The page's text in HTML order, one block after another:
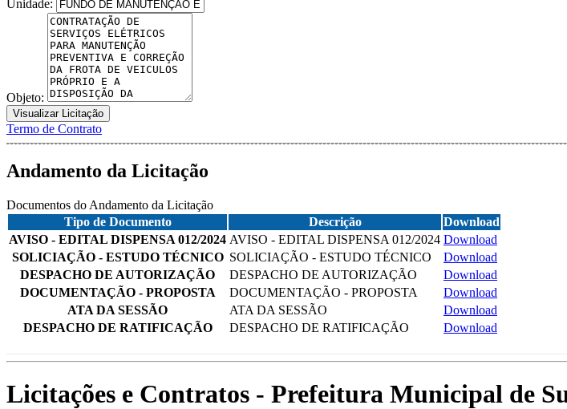
Unidade:
Objeto:
Visualizar Licitação
Termo de Contrato
Andamento da Licitação
Documentos do Andamento da Licitação
Tipo de Documento
Descrição
Download
AVISO - EDITAL DISPENSA 012/2024 AVISO - EDITAL DISPENSA 012/2024 Download
SOLICIAÇÃO - ESTUDO TÉCNICO SOLICIAÇÃO - ESTUDO TÉCNICO
Download
DESPACHO DE AUTORIZAÇÃO
DESPACHO DE AUTORIZAÇÃO
Download
DOCUMENTAÇÃO - PROPOSTA
DOCUMENTAÇÃO - PROPOSTA
Download
ATA DA SESSÃO
ATA DA SESSÃO
Download
DESPACHO DE RATIFICAÇÃO
DESPACHO DE RATIFICAÇÃO Download
Licitações e Contratos - Prefeitura Municipal de